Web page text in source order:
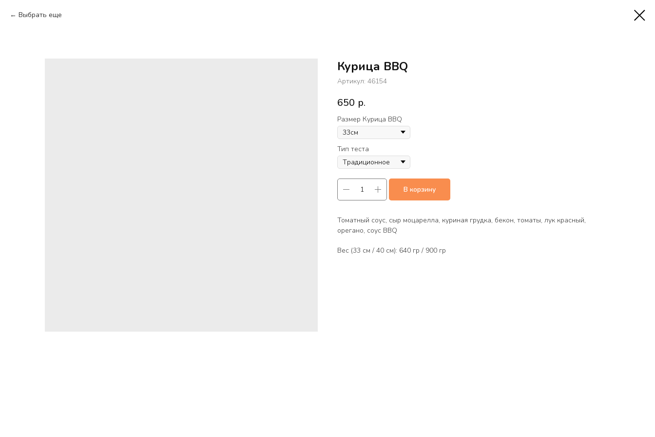
Выбрать еще
Курица BBQ
Артикул: 46154
650 р.
Размер Курица BBQ
Тип теста
В корзину
Томатный соус, сыр моцарелла, куриная грудка, бекон, томаты, лук красный,
орегано, соус BBQ
Вес (33 см / 40 см): 640 гр / 900 гр